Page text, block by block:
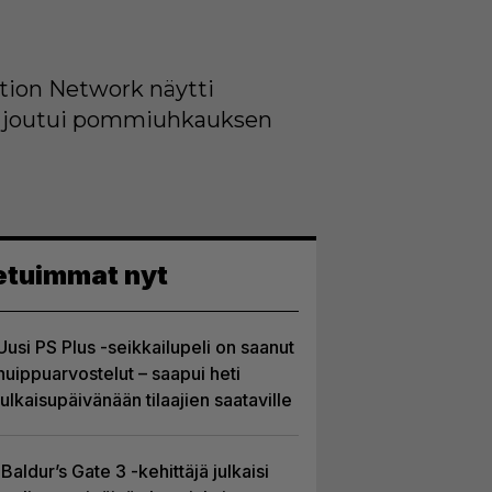
Network näytti
pommiuhkauksen
nyt
PS Plus -seikkailupeli on saanut
– saapui heti
tilaajien saataville
Baldur’s Gate 3 -kehittäjä julkaisi